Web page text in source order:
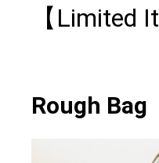
【Limited
Rough Bag